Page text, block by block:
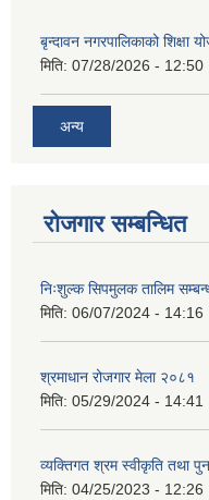
बृन्दावन नगरपालिकाको शिक्षा
मिति: 07/28/2026 - 12:50
अन्य
रोजगार सम्बन्धित
निःशुल्क सिपमुलक तालिम
मिति: 06/07/2024 - 14:16
श्रमाधान रोजगार मेला २०८१
मिति: 05/29/2024 - 14:41
व्यक्तिगत श्रम स्वीकृति तथा
मिति: 04/25/2023 - 12:26